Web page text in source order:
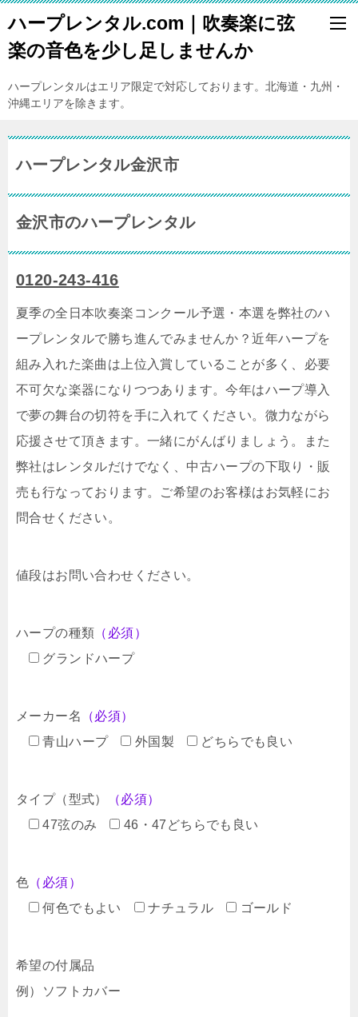
ハープレンタル.com｜吹奏楽に弦
楽の音色を少し足しませんか
ハープレンタルはエリア限定で対応しております。北海道・九州・
沖縄エリアを除きます。
ハープレンタル金沢市
金沢市のハープレンタル
0120-243-416
夏季の全日本吹奏楽コンクール予選・本選を弊社のハ
ープレンタルで勝ち進んでみませんか？近年ハープを
組み入れた楽曲は上位入賞していることが多く、必要
不可欠な楽器になりつつあります。今年はハープ導入
で夢の舞台の切符を手に入れてください。微力ながら
応援させて頂きます。一緒にがんばりましょう。また
弊社はレンタルだけでなく、中古ハープの下取り・販
売も行なっております。ご希望のお客様はお気軽にお
問合せください。
値段はお問い合わせください。
ハープの種類 （必須）
グランドハープ
メーカー名
（必須）
青山ハープ
外国製 どちらでも良い
タイプ（型式）
（必須）
47弦のみ
46・47どちらでも良い
色 （必須）
何色でもよい
ナチュラル ゴールド
希望の付属品
例）ソフトカバー